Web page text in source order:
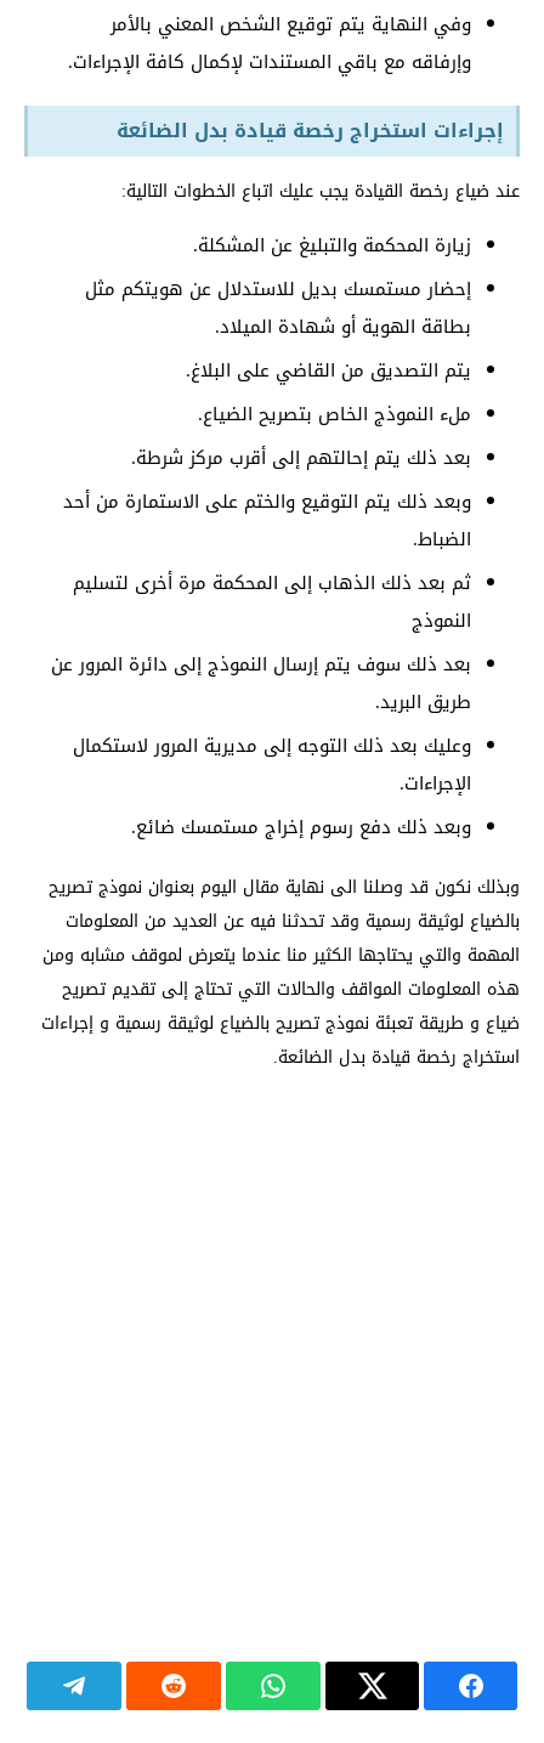
وفي النهاية يتم توقيع الشخص المعني بالأمر
وإرفاقه مع باقي المستندات لإكمال كافة الإجراءات.
إجراءات استخراج رخصة قيادة بدل الضائعة
عند ضياع رخصة القيادة يجب عليك اتباع الخطوات التالية:
زيارة المحكمة والتبليغ عن المشكلة.
إحضار مستمسك بديل للاستدلال عن هويتكم مثل
بطاقة الهوية أو شهادة الميلاد.
يتم التصديق من القاضي على البلاغ.
ملء النموذج الخاص بتصريح الضياع.
بعد ذلك يتم إحالتهم إلى أقرب مركز شرطة.
وبعد ذلك يتم التوقيع والختم على الاستمارة من أحد
الضباط.
ثم بعد ذلك الذهاب إلى المحكمة مرة أخرى لتسليم
النموذج
بعد ذلك سوف يتم إرسال النموذج إلى دائرة المرور عن
طريق البريد.
وعليك بعد ذلك التوجه إلى مديرية المرور لاستكمال
الإجراءات.
وبعد ذلك دفع رسوم إخراج مستمسك ضائع.
وبذلك نكون قد وصلنا الى نهاية مقال اليوم بعنوان نموذج تصريح
بالضياع لوثيقة رسمية وقد تحدثنا فيه عن العديد من المعلومات
المهمة والتي يحتاجها الكثير منا عندما يتعرض لموقف مشابه ومن
هذه المعلومات المواقف والحالات التي تحتاج إلى تقديم تصريح
ضياع و طريقة تعبئة نموذج تصريح بالضياع لوثيقة رسمية و إجراءات
استخراج رخصة قيادة بدل الضائعة.